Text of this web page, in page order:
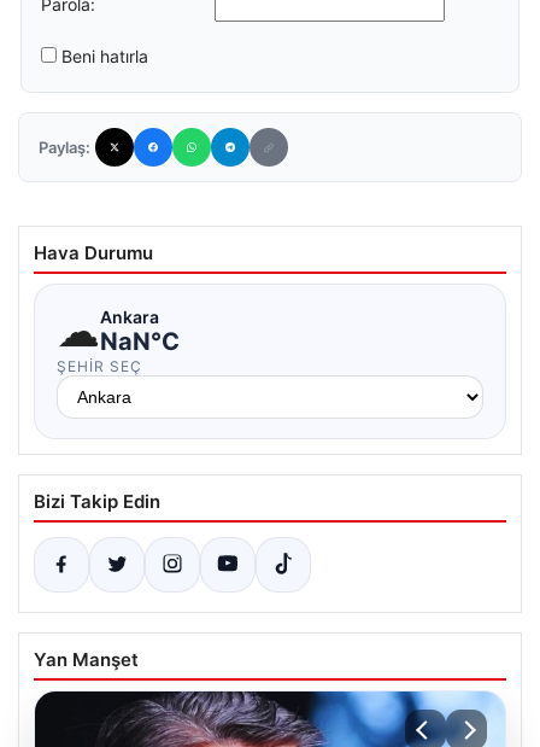
Beni hatırla
Paylaş:
Hava Durumu
☁Ankara
NaN°C
ŞEHIR SEÇ
Bizi Takip Edin
Yan Manşet